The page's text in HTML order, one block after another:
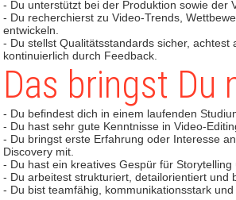
- Du unterstützt bei der Produktion sowie der
- Du recherchierst zu Video-Trends,
entwickeln.
- Du stellst Qualitätsstandards sicher,
kontinuierlich durch Feedback.
Das bringst Du
- Du befindest dich in einem laufenden
- Du hast sehr gute Kenntnisse in Video-
- Du bringst erste Erfahrung oder Interesse
Discovery mit.
- Du hast ein kreatives Gespür für
- Du arbeitest strukturiert, detailorientiert und
- Du bist teamfähig, kommunikationsstark